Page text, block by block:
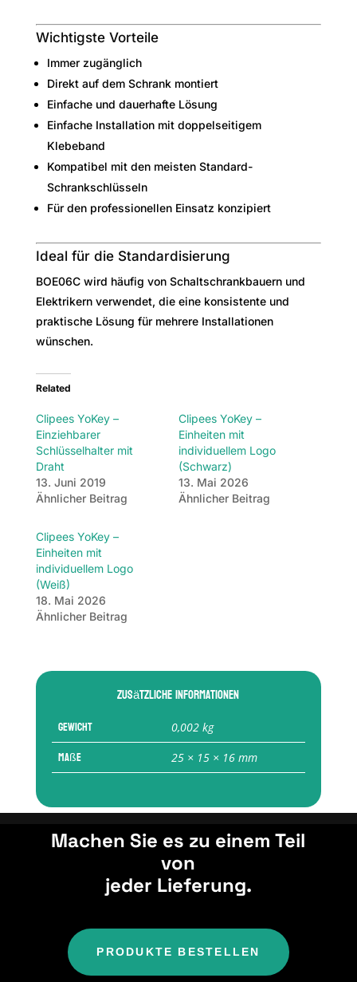
Wichtigste Vorteile
Immer zugänglich
Direkt auf dem Schrank montiert
Einfache und dauerhafte Lösung
Einfache Installation mit doppelseitigem
Klebeband
Kompatibel mit den meisten Standard-
Schrankschlüsseln
Für den professionellen Einsatz konzipiert
Ideal für die Standardisierung
BOE06C wird häufig von Schaltschrankbauern und
Elektrikern verwendet, die eine konsistente und
praktische Lösung für mehrere Installationen
wünschen.
Related
Clipees YoKey –
Einziehbarer
Schlüsselhalter mit
Draht
13. Juni 2019
Ähnlicher Beitrag
Clipees YoKey –
Einheiten mit
individuellem Logo
(Schwarz)
13. Mai 2026
Ähnlicher Beitrag
Clipees YoKey –
Einheiten mit
individuellem Logo
(Weiß)
18. Mai 2026
Ähnlicher Beitrag
Zusätzliche Informationen
Gewicht 0,002 kg
Maße 25 × 15 × 16 mm
Machen Sie es zu einem Teil
von
jeder Lieferung.
PRODUKTE BESTELLEN